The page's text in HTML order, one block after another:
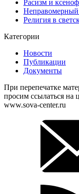
Расизм и
Неправомерный
Религия в
Категории
Новости
Публикации
Документы
При перепечатке
просим ссылаться на
www.sova-center.ru